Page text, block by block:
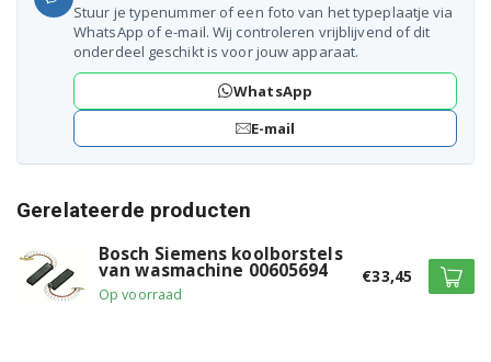
WAE28140/30
WAE28140/32
WAE2814021
WAE2814024
WAE2814025
WAE2814030
WAE2814032
Stuur je typenummer of een foto van het typeplaatje via
WhatsApp of e-mail. Wij controleren vrijblijvend of dit
onderdeel geschikt is voor jouw apparaat.
WhatsApp
E-mail
Gerelateerde producten
Bosch Siemens koolborstels
van wasmachine 00605694
Op voorraad
€33,45